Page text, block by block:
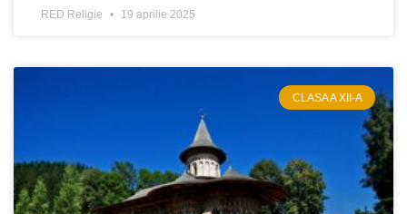
RED Religie 19 aprilie 2025
CLASA A XII-A